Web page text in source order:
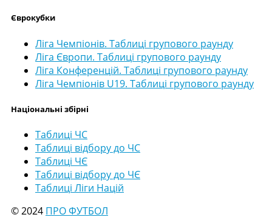
Єврокубки
Ліга Чемпіонів. Таблиці групового раунду
Ліга Європи. Таблиці групового раунду
Ліга Конференцій. Таблиці групового раунду
Ліга Чемпіонів U19. Таблиці групового раунду
Національні збірні
Таблиці ЧС
Таблиці відбору до ЧС
Таблиці ЧЄ
Таблиці відбору до ЧЄ
Таблиці Ліги Націй
© 2024 ПРО ФУТБОЛ